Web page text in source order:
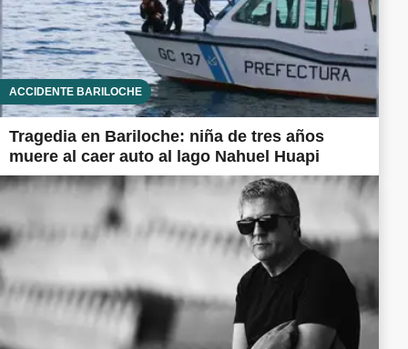
ACCIDENTE BARILOCHE
Tragedia en Bariloche: niña de tres años
muere al caer auto al lago Nahuel Huapi